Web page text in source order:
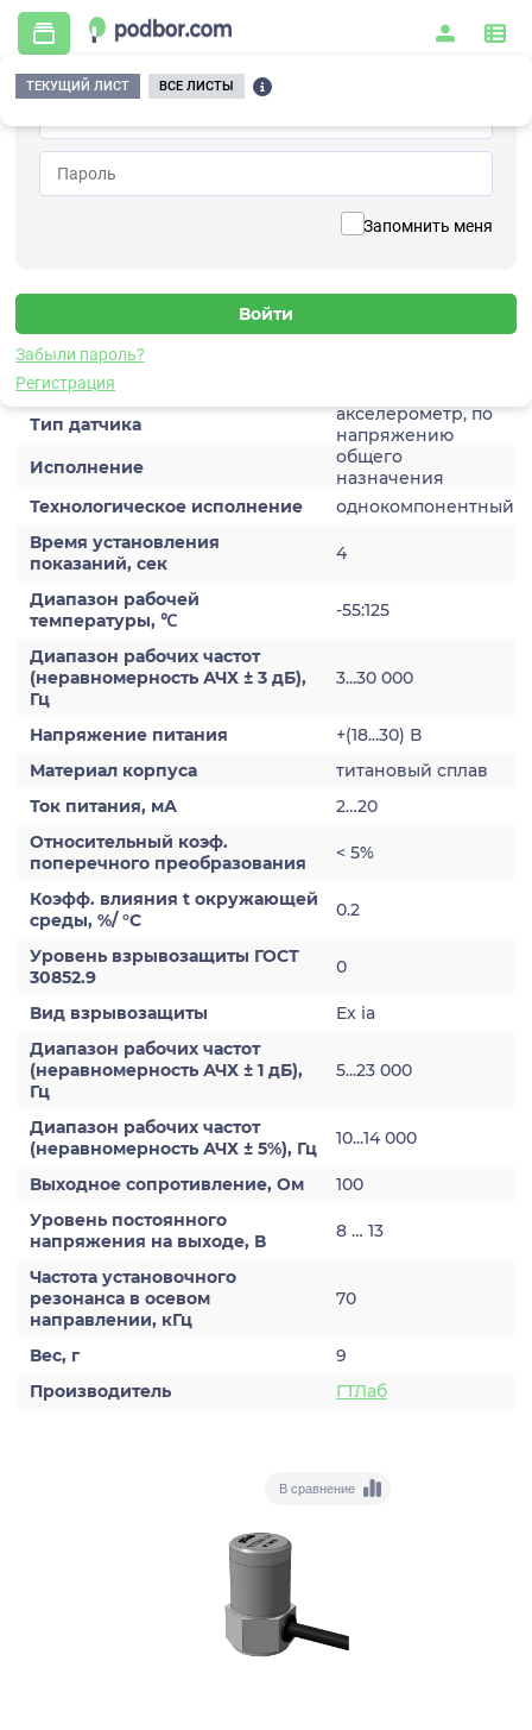
Запомнить меня
Забыли пароль?
Регистрация
ТЕКУЩИЙ ЛИСТ ВСЕ ЛИСТЫ
Главная / Контрольно-измерительные приборы и автоматика / Датчики /
Виброускорения / 1V122HA-2-01
Датчик виброускорения
Характеристики
Тип датчика
акселерометр, по
напряжению
Исполнение
общего
назначения
Технологическое исполнение
однокомпонентный
Время установления
показаний, сек
4
Диапазон рабочей
температуры, ℃
-55:125
Диапазон рабочих частот
(неравномерность АЧХ ± 3 дБ),
Гц
3...30 000
Напряжение питания
+(18...30) В
Материал корпуса
титановый сплав
Ток питания, мА
2…20
Относительный коэф.
поперечного преобразования
< 5%
Коэфф. влияния t окружающей
среды, %/ °С
0.2
Уровень взрывозащиты ГОСТ
30852.9
0
Вид взрывозащиты
Ex ia
Диапазон рабочих частот
(неравномерность АЧХ ± 1 дБ),
Гц
5...23 000
Диапазон рабочих частот
(неравномерность АЧХ ± 5%), Гц
10...14 000
Выходное сопротивление, Ом
100
Уровень постоянного
напряжения на выходе, В
8 … 13
Частота установочного
резонанса в осевом
направлении, кГц
70
Вес, г
9
Производитель
ГТЛаб
В сравнение